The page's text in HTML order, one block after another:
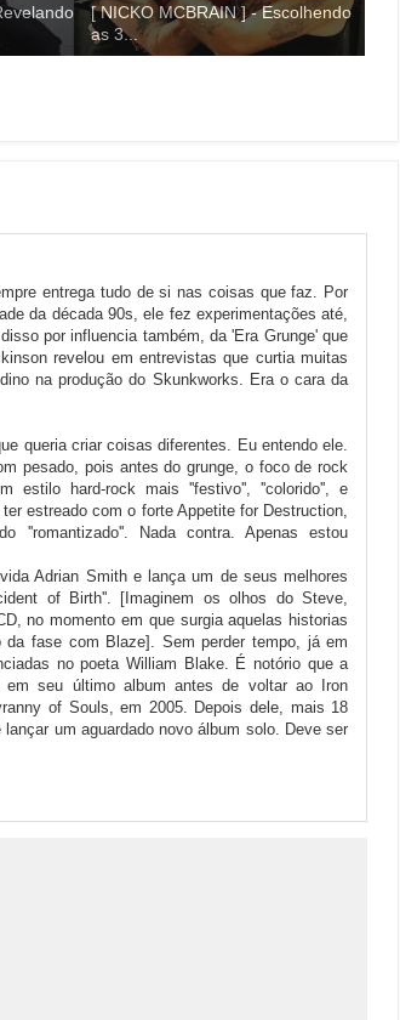
[ NICKO MCBRAIN ] - Escolhendo
as 3...
entrega tudo de si nas coisas que faz. Por
da década 90s, ele fez experimentações até,
por influencia também, da 'Era Grunge' que
revelou em entrevistas que curtia muitas
na produção do Skunkworks. Era o cara da
queria criar coisas diferentes. Eu entendo ele.
pesado, pois antes do grunge, o foco de rock
estilo hard-rock mais ''festivo'', ''colorido'', e
estreado com o forte Appetite for Destruction,
''romantizado''. Nada contra. Apenas estou
Adrian Smith e lança um de seus melhores
of Birth''. [Imaginem os olhos do Steve,
no momento em que surgia aquelas historias
fase com Blaze]. Sem perder tempo, já em
no poeta William Blake. É notório que a
em seu último album antes de voltar ao Iron
of Souls, em 2005. Depois dele, mais 18
um aguardado novo álbum solo. Deve ser